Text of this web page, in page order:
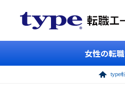
女性の転
type